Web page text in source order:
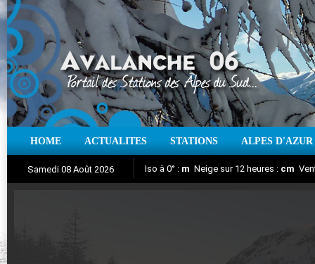
HOME ACTUALITES STATIONS ALPES D'AZUR
Samedi 08 Août 2026 Iso à 0° : m Neige sur 12 heures : cm